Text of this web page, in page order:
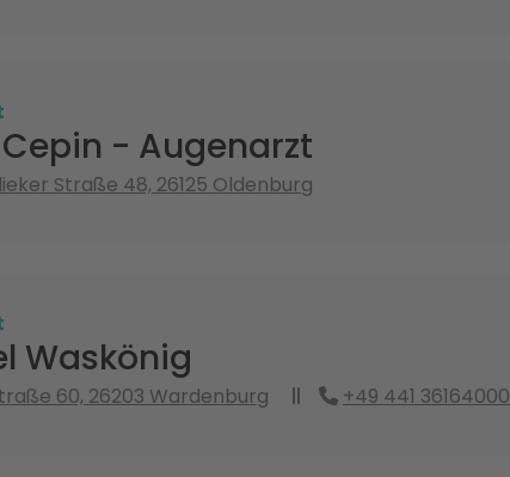
Cepin - Augenarzt
Straße 48, 26125 Oldenburg
Waskönig
60, 26203 Wardenburg +49 441 36164000